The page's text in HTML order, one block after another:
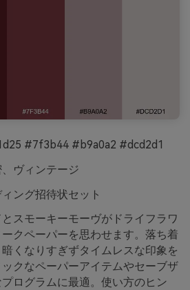
#7f3b44 #b9a0a2 #dcd2d1
ヴィンテージ
ング招待状セット
スモーキーモーヴがドライフラワ
クペーパーを思わせます。落ち着
くなりすぎずタイムレスな印象を
クなペーパーアイテムやセーブザ
ログラムに最適。使い方のヒン